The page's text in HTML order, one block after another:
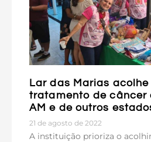
Lar das Marias acolhe
tratamento de câncer
AM e de outros
21 de agosto de 2022
A instituição prioriza o